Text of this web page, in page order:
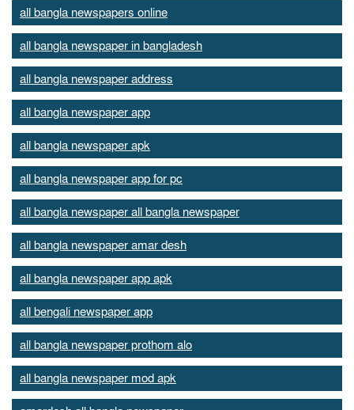
all bangla newspapers online
all bangla newspaper in bangladesh
all bangla newspaper address
all bangla newspaper app
all bangla newspaper apk
all bangla newspaper app for pc
all bangla newspaper all bangla newspaper
all bangla newspaper amar desh
all bangla newspaper app apk
all bengali newspaper app
all bangla newspaper prothom alo
all bangla newspaper mod apk